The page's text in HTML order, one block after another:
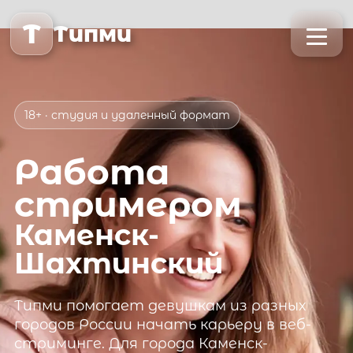
T Типми
18+ · студия и удаленный формат
Работа
стримером
Каменск-
Шахтинский
Типмипомогает девушкам из разных
городов России начать карьеру в веб-
стриминге. Для города Каменск-